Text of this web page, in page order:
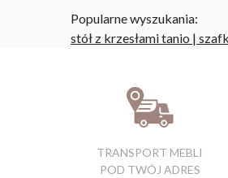
Popularne wyszukania:
stół z krzesłami tanio |
TRANSPORT MEBLI
POD TWÓJ ADRES